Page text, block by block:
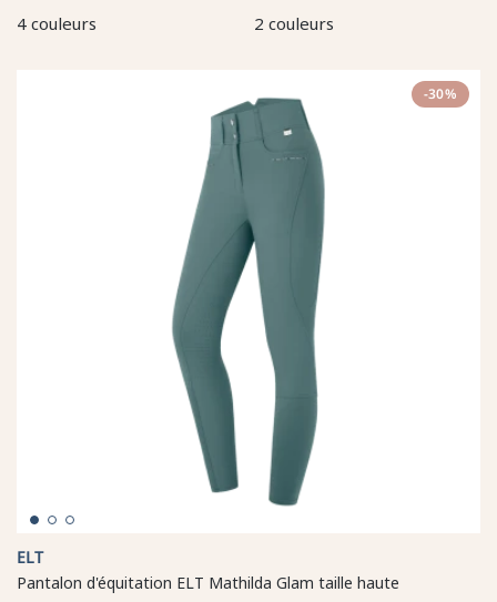
4 couleurs
2 couleurs
-30%
ELT
Pantalon d'équitation ELT Mathilda Glam taille haute